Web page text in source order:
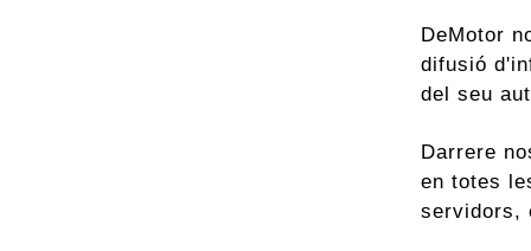
DeMotor
difusió
del seu
Darrere
en totes
servidors,